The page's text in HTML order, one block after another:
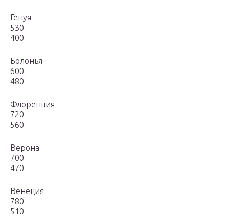
Генуя
530
400
Болонья
600
480
Флоренция
720
560
Верона
700
470
Венеция
780
510